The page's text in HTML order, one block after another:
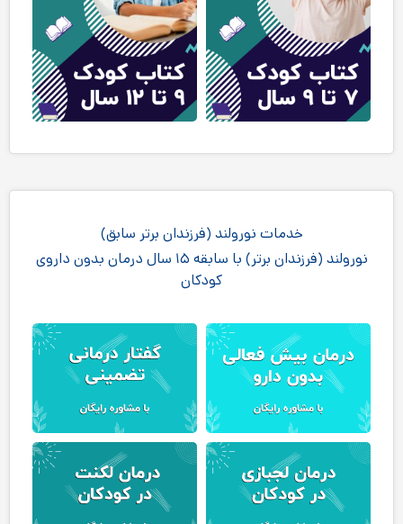
خدمات نورولند (فرزندان برتر سابق)
نورولند (فرزندان برتر) با سابقه ۱۵ سال درمان بدون داروی
کودکان